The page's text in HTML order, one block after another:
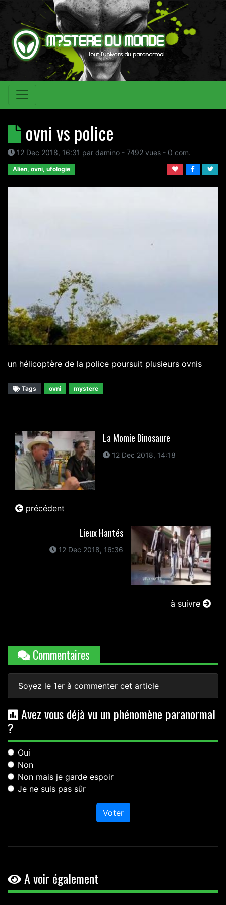
ovni vs police
12 Dec 2018, 16:31 par damino - 7492 vues - 0 com.
Alien, ovni, ufologie
un hélicoptère de la police poursuit plusieurs ovnis
Tags ovni mystere
La Momie Dinosaure
12 Dec 2018, 14:18
précédent
Lieux Hantés
12 Dec 2018, 16:36
à suivre
Commentaires
Soyez le 1er à commenter cet article
Avez vous déjà vu un phénomène paranormal
?
Oui
Non
Non mais je garde espoir
Je ne suis pas sûr
Voter
A voir également